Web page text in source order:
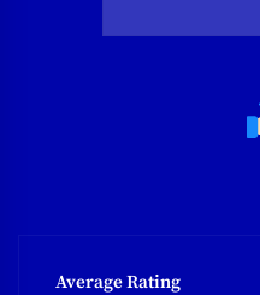
Average Rating